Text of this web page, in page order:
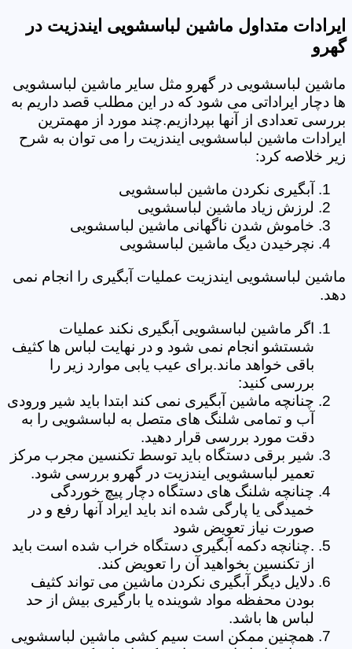
ایرادات متداول ماشین لباسشویی ایندزیت در
گهرو
ماشین لباسشویی در گهرو مثل سایر ماشین لباسشویی
ها دچار ایراداتی می شود که در این مطلب قصد داریم به
بررسی تعدادی از آنها بپردازیم.چند مورد از مهمترین
ایرادات ماشین لباسشویی ایندزیت را می توان به شرح
زیر خلاصه کرد:
آبگیری نکردن ماشین لباسشویی
لرزش زیاد ماشین لباسشویی
خاموش شدن ناگهانی ماشین لباسشویی
نچرخیدن دیگ ماشین لباسشویی
ماشین لباسشویی ایندزیت عملیات آبگیری را انجام نمی
دهد.
اگر ماشین لباسشویی آبگیری نکند عملیات
شستشو انجام نمی شود و در نهایت لباس ها کثیف
باقی خواهد ماند.برای عیب یابی موارد زیر را
بررسی کنید:
چنانچه ماشین آبگیری نمی کند ابتدا باید شیر ورودی
آب و تمامی شلنگ های متصل به لباسشویی را به
دقت مورد بررسی قرار دهید.
شیر برقی دستگاه باید توسط تکنسین مجرب مرکز
تعمیر لباسشویی ایندزیت در گهرو بررسی شود.
چنانچه شلنگ های دستگاه دچار پیچ خوردگی
خمیدگی یا پارگی شده اند باید ایراد آنها رفع و در
صورت نیاز تعویض شود
.چنانچه دکمه آبگیری دستگاه خراب شده است باید
از تکنسین بخواهید آن را تعویض کند.
دلایل دیگر آبگیری نکردن ماشین می تواند کثیف
بودن محفظه مواد شوینده یا بارگیری بیش از حد
لباس ها باشد.
همچنین ممکن است سیم کشی ماشین لباسشویی